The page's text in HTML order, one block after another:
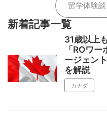
留学体験
新着記事一覧
31歳以上
「ROワ
ージェン
を解説
カナダ